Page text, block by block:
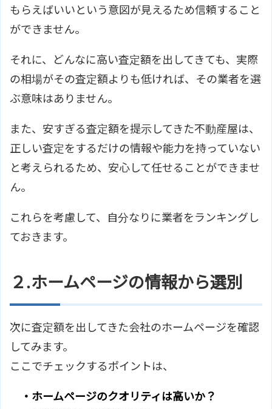
もらえばいいという意図が見えるため信頼すること
ができません。
それに、どんなに高い査定額を出してきても、実際
の相場がその査定額よりも低ければ、その業者を選
ぶ意味はありません。
また、安すぎる査定額を提示してきた不動産屋は、
正しい査定をするだけの情報や能力を持っていない
と考えられるため、安心して任せることができませ
ん。
これらを考慮して、自分なりに業者をランキングし
ておきます。
２.ホームページの情報から選別
次に査定額を出してきた会社のホームページを確認
してみます。
ここでチェックするポイントは、
・ホームページのクオリティは高いか？